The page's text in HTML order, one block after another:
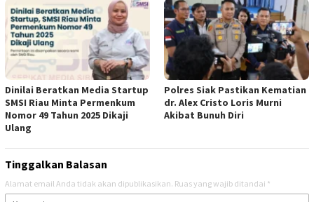
Dinilai Beratkan Media Startup
SMSI Riau Minta Permenkum
Nomor 49 Tahun 2025 Dikaji
Ulang
Polres Siak Pastikan Kematian
dr. Alex Cristo Loris Murni
Akibat Bunuh Diri
Tinggalkan Balasan
Alamat email Anda tidak akan dipublikasikan. Ruas yang wajib ditandai *